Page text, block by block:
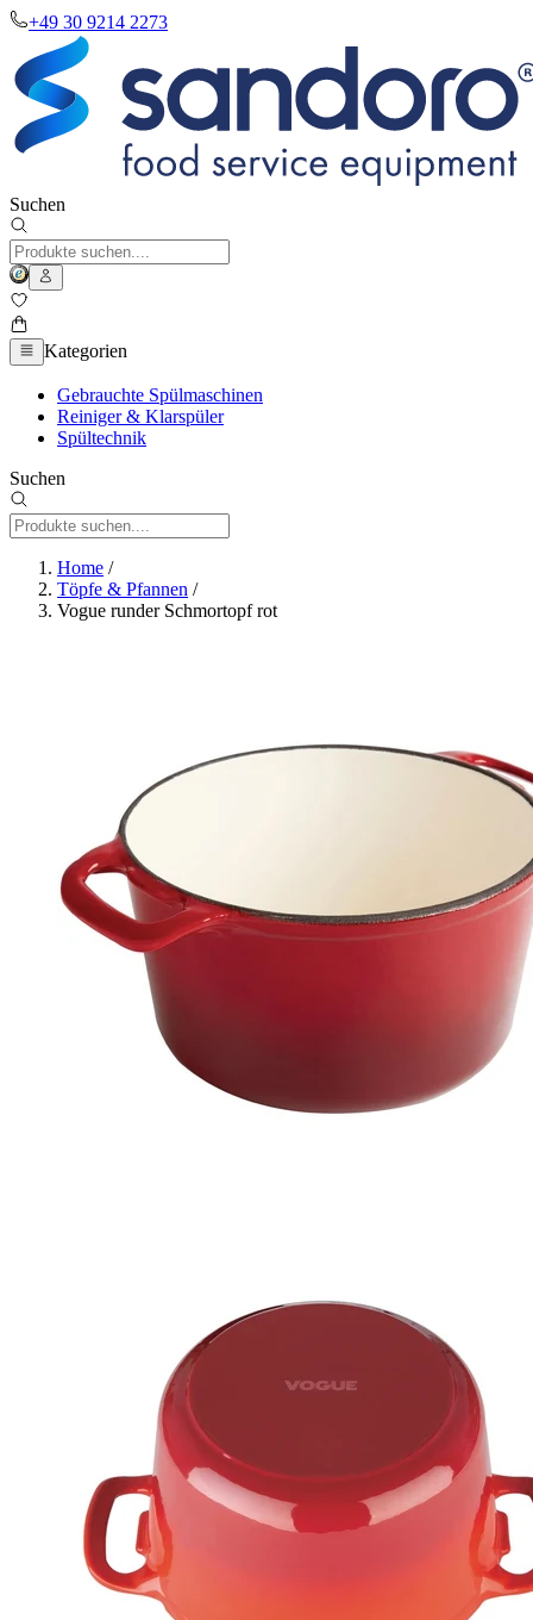
+49 30 9214 2273
Suchen
Kategorien
Gebrauchte Spülmaschinen
Reiniger & Klarspüler
Spültechnik
Suchen
Home /
Töpfe & Pfannen /
Vogue runder Schmortopf rot